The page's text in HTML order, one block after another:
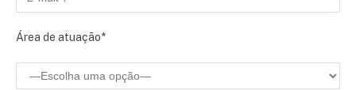
Área de atuação*